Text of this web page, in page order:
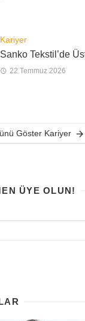
Kariyer
Sanko Tekstil’de
22 Temmuz 2026
Göster Kariyer
ÜYE OLUN!